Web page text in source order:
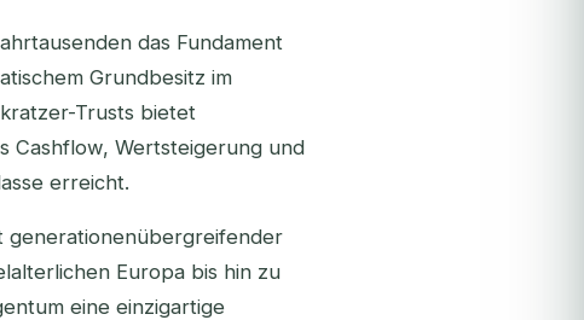
das Fundament
Grundbesitz im
Trusts bietet
Cashflow, Wertsteigerung und
erreicht.
generationenübergreifender
Europa bis hin zu
eine einzigartige